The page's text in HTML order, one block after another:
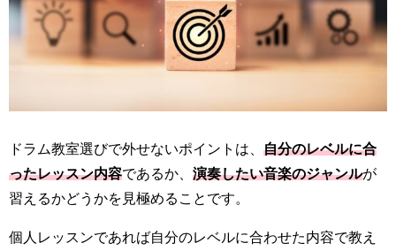
ドラム教室選びで外せないポイントは、 自分のレベルに合
ったレッスン内容であるか、 演奏したい音楽のジャンルが
習えるかどうかを見極めることです。
個人レッスンであれば自分のレベルに合わせた内容で教え